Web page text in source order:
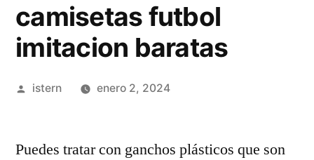
camisetas futbol
imitacion baratas
Publicado
istern enero 2, 2024
Puedes tratar con ganchos plásticos que son